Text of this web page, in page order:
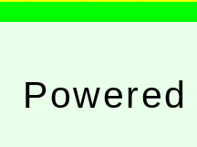
Powered